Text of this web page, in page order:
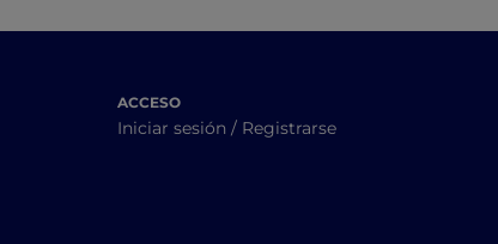
ACCESO
Iniciar sesión / Registrarse